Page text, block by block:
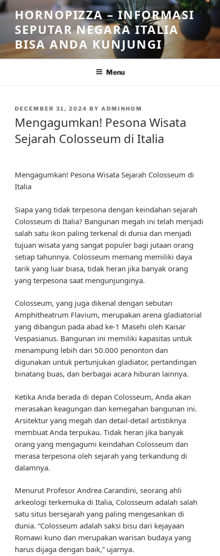
Skip
to
content
HORNOPIZZA – INFORMASI
SEPUTAR NEGARA ITALIA
BISA ANDA KUNJUNGI
Menu
POSTED
DECEMBER 31, 2024 BY ADMINHOM
Mengagumkan! Pesona Wisata
Sejarah Colosseum di Italia
Mengagumkan! Pesona Wisata Sejarah Colosseum di
Italia
Siapa yang tidak terpesona dengan keindahan sejarah
Colosseum di Italia? Bangunan megah ini telah menjadi
salah satu ikon paling terkenal di dunia dan menjadi
tujuan wisata yang sangat populer bagi jutaan orang
setiap tahunnya. Colosseum memang memiliki daya
tarik yang luar biasa, tidak heran jika banyak orang
yang terpesona saat mengunjunginya.
Colosseum, yang juga dikenal dengan sebutan
Amphitheatrum Flavium, merupakan arena gladiatorial
yang dibangun pada abad ke-1 Masehi oleh Kaisar
Vespasianus. Bangunan ini memiliki kapasitas untuk
menampung lebih dari 50.000 penonton dan
digunakan untuk pertunjukan gladiator, pertandingan
binatang buas, dan berbagai acara hiburan lainnya.
Ketika Anda berada di depan Colosseum, Anda akan
merasakan keagungan dan kemegahan bangunan ini.
Arsitektur yang megah dan detail-detail artistiknya
membuat Anda terpukau. Tidak heran jika banyak
orang yang mengagumi keindahan Colosseum dan
merasa terpesona oleh sejarah yang terkandung di
dalamnya.
Menurut Profesor Andrea Carandini, seorang ahli
arkeologi terkemuka di Italia, Colosseum adalah salah
satu situs bersejarah yang paling mengesankan di
dunia. “Colosseum adalah saksi bisu dari kejayaan
Romawi kuno dan merupakan warisan budaya yang
harus dijaga dengan baik,” ujarnya.